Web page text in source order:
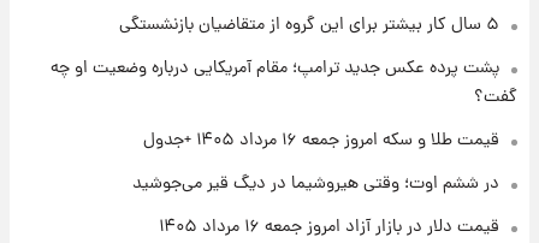
۱ روز پیش
شد+فیلم
۱ روز پیش
امروز پنجشنبه ۱۵ مرداد ۱۴۰۵ +جدول
۵ سال کار بیشتر برای این گروه از متقاضیان بازنشستگی
پشت پرده عکس جدید ترامپ؛ مقام آمریکایی درباره وضعیت او چه
گفت؟
قیمت طلا و سکه امروز جمعه ۱۶ مرداد ۱۴۰۵ +جدول
در ششم اوت؛ وقتی هیروشیما در دیگ قیر می‌جوشید
قیمت دلار در بازار آزاد امروز جمعه ۱۶ مرداد ۱۴۰۵